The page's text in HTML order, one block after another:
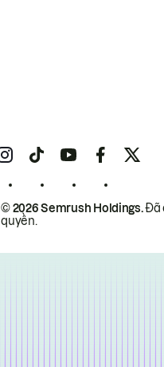
© 2026 Semrush Holdings.Đã
quyền.